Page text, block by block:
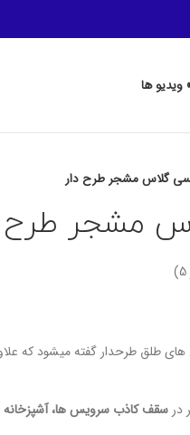
ویدیو ها
گلاس مشجر طرح دار
مشجر طرح
5
)
طلق طرحدار گفته میشود که
در سقف کاذب سرویس ها، آشپزخانه